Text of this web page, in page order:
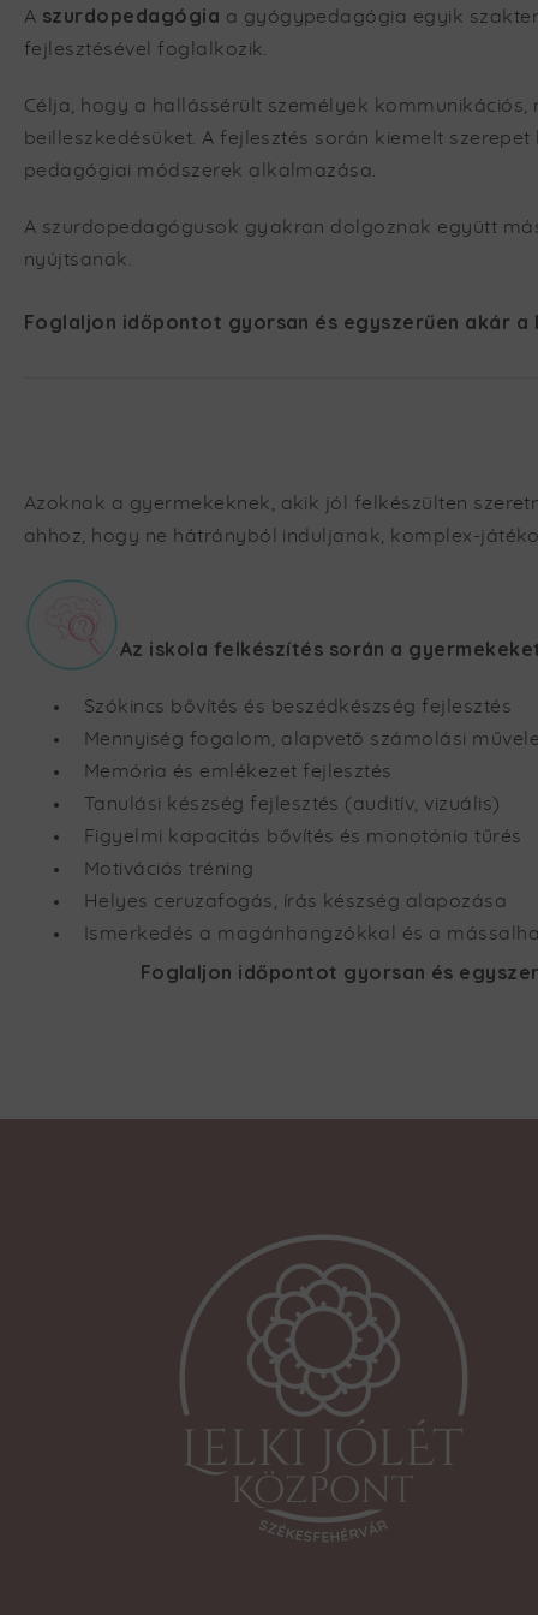
A szurdopedagógia a gyógypedagógia egyik
fejlesztésével foglalkozik.
Célja, hogy a hallássérült személyek
beilleszkedésüket. A fejlesztés során kiemelt
pedagógiai módszerek alkalmazása.
A szurdopedagógusok gyakran dolgoznak együtt
nyújtsanak.
Foglaljon időpontot gyorsan és egyszerűen akár a
Azoknak a gyermekeknek, akik jól felkészülten
ahhoz, hogy ne hátrányból induljanak, komplex-
Az iskola felkészítés során a
Szókincs bővítés és beszédkészség fejlesztés
Mennyiség fogalom, alapvető számolási
Memória és emlékezet fejlesztés
Tanulási készség fejlesztés (auditív, vizuális)
Figyelmi kapacitás bővítés és monotónia tűrés
Motivációs tréning
Helyes ceruzafogás, írás készség alapozása
Ismerkedés a magánhangzókkal és a
Foglaljon időpontot gyorsan és